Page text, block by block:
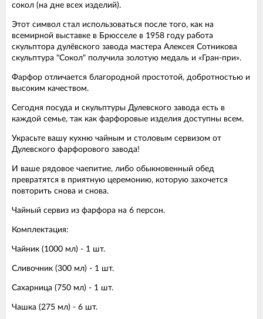
сокол (на дне всех изделий).
Этот символ стал использоваться после того, как на
всемирной выставке в Брюсселе в 1958 году работа
скульптора дулёвского завода мастера Алексея Сотникова
скульптура "Сокол" получила золотую медаль и «Гран-при».
Фарфор отличается благородной простотой, добротностью и
высоким качеством.
Сегодня посуда и скульптуры Дулевского завода есть в
каждой семье, так как фарфоровые изделия доступны всем.
Украсьте вашу кухню чайным и столовым сервизом от
Дулевского фарфорового завода!
И ваше рядовое чаепитие, либо обыкновенный обед
превратятся в приятную церемонию, которую захочется
повторить снова и снова.
Чайный сервиз из фарфора на 6 персон.
Комплектация:
Чайник (1000 мл) - 1 шт.
Сливочник (300 мл) - 1 шт.
Сахарница (750 мл) - 1 шт.
Чашка (275 мл) - 6 шт.